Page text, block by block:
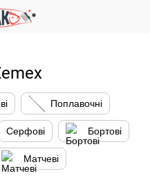
Поплавочні
Серфові Бортові
Матчеві